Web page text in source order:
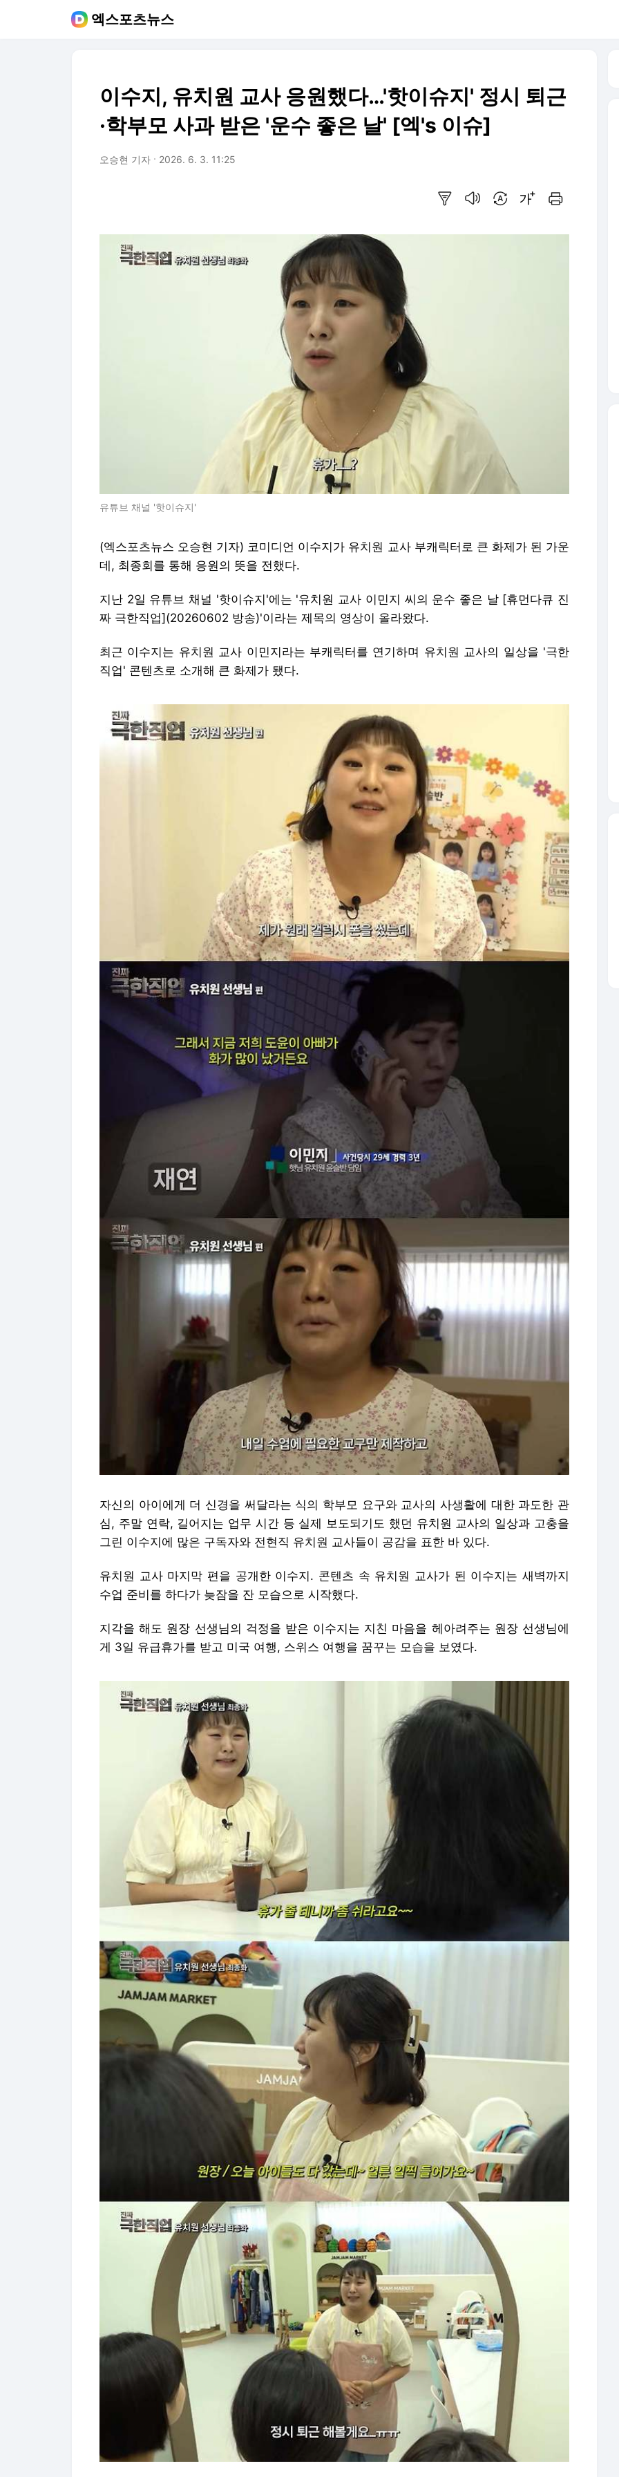
엑스포츠뉴스
이수지, 유치원 교사 응원했다…'핫이슈지' 정시 퇴근
·학부모 사과 받은 '운수 좋은 날' [엑's 이슈]
오승현 기자 2026. 6. 3. 11:25
유튜브 채널 '핫이슈지'
(엑스포츠뉴스 오승현 기자) 코미디언 이수지가 유치원 교사 부캐릭터로 큰 화제가 된 가운
데, 최종회를 통해 응원의 뜻을 전했다.
지난 2일 유튜브 채널 '핫이슈지'에는 '유치원 교사 이민지 씨의 운수 좋은 날 [휴먼다큐 진
짜 극한직업](20260602 방송)'이라는 제목의 영상이 올라왔다.
최근 이수지는 유치원 교사 이민지라는 부캐릭터를 연기하며 유치원 교사의 일상을 '극한
직업' 콘텐츠로 소개해 큰 화제가 됐다.
자신의 아이에게 더 신경을 써달라는 식의 학부모 요구와 교사의 사생활에 대한 과도한 관
심, 주말 연락, 길어지는 업무 시간 등 실제 보도되기도 했던 유치원 교사의 일상과 고충을
그린 이수지에 많은 구독자와 전현직 유치원 교사들이 공감을 표한 바 있다.
유치원 교사 마지막 편을 공개한 이수지. 콘텐츠 속 유치원 교사가 된 이수지는 새벽까지
수업 준비를 하다가 늦잠을 잔 모습으로 시작했다.
지각을 해도 원장 선생님의 걱정을 받은 이수지는 지친 마음을 헤아려주는 원장 선생님에
게 3일 유급휴가를 받고 미국 여행, 스위스 여행을 꿈꾸는 모습을 보였다.